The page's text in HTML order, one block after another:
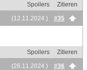
Spoilers
Zitieren
(12.11.2024 )
#35
Spoilers
Zitieren
(26.11.2024 )
#36